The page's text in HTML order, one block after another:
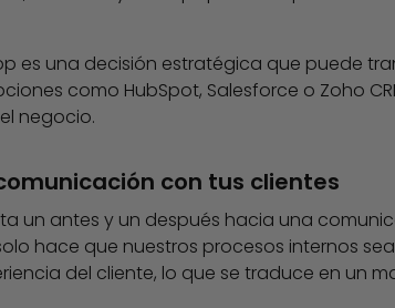
es una decisión estratégica que puede
como HubSpot, Salesforce o Zoho
negocio.
con tus clientes
un antes y un después hacia una
hace que nuestros procesos internos
del cliente, lo que se traduce en un